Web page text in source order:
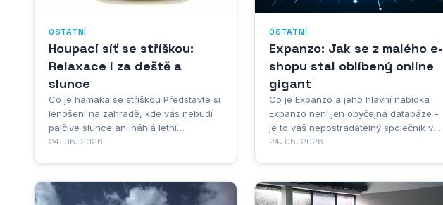
OSTATNÍ
Houpací síť se stříškou:
Relaxace i za deště a
slunce
Co je hamaka se stříškou Představte si
lenošení na zahradě, kde vás nebudí
palčivé slunce ani náhlá letní
přeháňka. Hamaka se stříškou přináší
ochranou před všemožnými vrtochy
počasí. Není divu, že si ji čím dál víc lidí
24. 05. 2026
OSTATNÍ
Expanzo: Jak se z malého e-
shopu stal oblíbený online
gigant
Co je Expanzo a jeho hlavní nabídka
Expanzo není jen obyčejná databáze -
je to váš nepostradatelný společník v
podnikatelském světě. Jedná se o
rejstřík, seznam plátců DPH nebo
insolvenční rejstřík. Kolikrát jste si
24. 05. 2026